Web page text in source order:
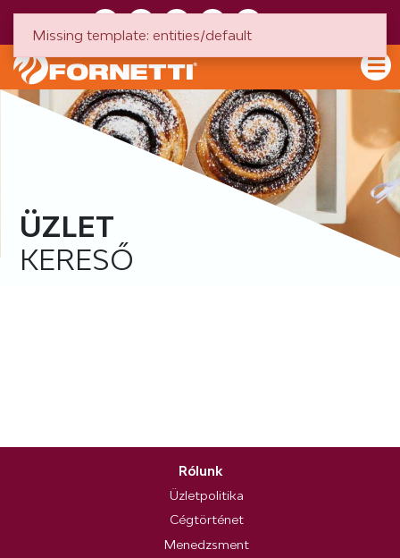
ÜZLET
KERESŐ
Rólunk
Üzletpolitika
Cégtörténet
Menedzsment
Missing template: entities/default